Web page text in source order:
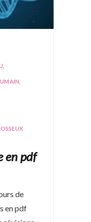
en pdf
en pdf